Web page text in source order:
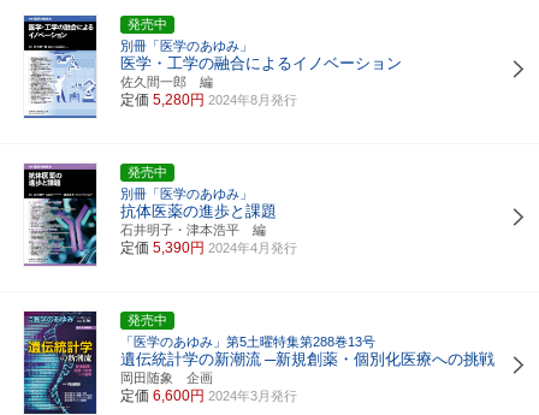
発売中
別冊「医学のあゆみ」
医学・工学の融合によるイノベーション
佐久間一郎 編
定価 5,280円 2024年8月発行
発売中
別冊「医学のあゆみ」
抗体医薬の進歩と課題
石井明子・津本浩平 編
定価 5,390円 2024年4月発行
発売中
「医学のあゆみ」第5土曜特集第288巻13号
遺伝統計学の新潮流 ─新規創薬・個別化医療への挑戦
岡田随象 企画
定価 6,600円 2024年3月発行